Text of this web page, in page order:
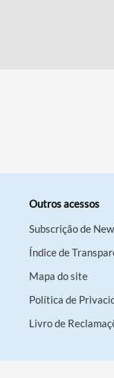
Outros acessos
Subscrição de
Índice de
Mapa do site
Política de
Livro de